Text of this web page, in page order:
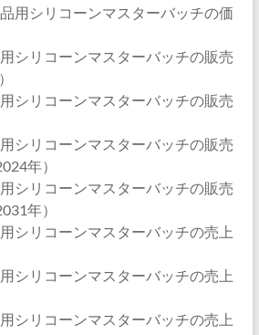
用シリコーンマスターバッチの価
シリコーンマスターバッチの販売
シリコーンマスターバッチの販売
シリコーンマスターバッチの販売
年）
シリコーンマスターバッチの販売
年）
シリコーンマスターバッチの売上
シリコーンマスターバッチの売上
シリコーンマスターバッチの売上